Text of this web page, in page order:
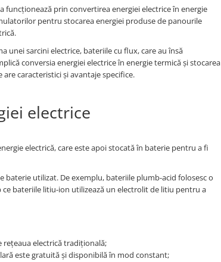
funcționează prin convertirea energiei electrice în energie
pentru stocarea energiei produse de panourile
unei sarcini electrice, bateriile cu flux, care au însă
conversia energiei electrice în energie termică și stocarea
caracteristici și avantaje specifice.
electrice
electrică, care este apoi stocată în baterie pentru a fi
baterie utilizat. De exemplu, bateriile plumb-acid folosesc o
bateriile litiu-ion utilizează un electrolit de litiu pentru a
electrică tradițională;
este gratuită și disponibilă în mod constant;